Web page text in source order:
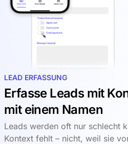
LEAD ERFASSUNG
Erfasse Leads mit
mit einem Namen
Leads werden oft nur schlecht
Kontext fehlt – nicht, weil sie